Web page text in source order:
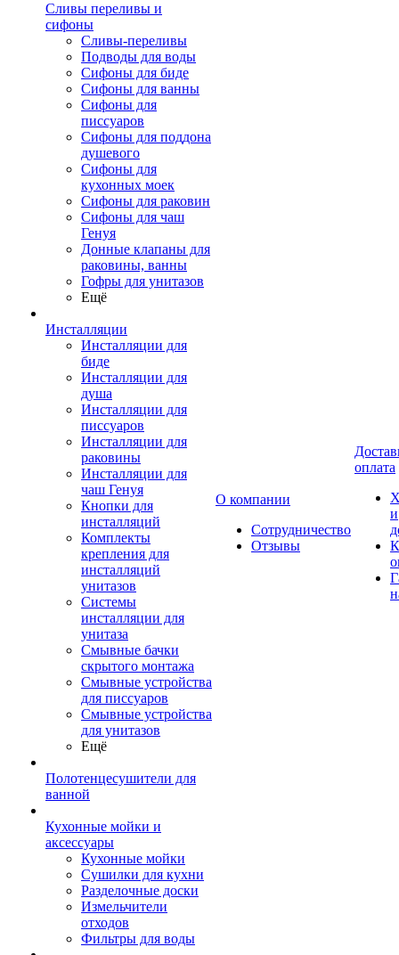
Сливы переливы и
сифоны
Сливы-переливы
Подводы для воды
Сифоны для биде
Сифоны для ванны
Сифоны для
писсуаров
Сифоны для поддона
душевого
Сифоны для
кухонных моек
Сифоны для раковин
Сифоны для чаш
Генуя
Донные клапаны для
раковины, ванны
Гофры для унитазов
Ещё
Инсталляции
Инсталляции для
биде
Инсталляции для
душа
Инсталляции для
писсуаров
Инсталляции для
раковины
Инсталляции для
чаш Генуя
Кнопки для
инсталляций
Комплекты
крепления для
инсталляций
унитазов
Системы
инсталляции для
унитаза
Смывные бачки
скрытого монтажа
Смывные устройства
для писсуаров
Смывные устройства
для унитазов
Ещё
Полотенцесушители для
ванной
Кухонные мойки и
аксессуары
Кухонные мойки
Сушилки для кухни
Разделочные доски
Измельчители
отходов
Фильтры для воды
О компании
Сотрудничество
Отзывы
оплата
и